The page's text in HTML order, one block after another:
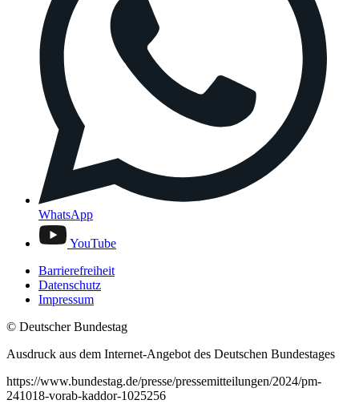
WhatsApp
YouTube
Barrierefreiheit
Datenschutz
Impressum
© Deutscher Bundestag
Ausdruck aus dem Internet-Angebot des Deutschen Bundestages
https://www.bundestag.de/presse/pressemitteilungen/2024/pm-
241018-vorab-kaddor-1025256